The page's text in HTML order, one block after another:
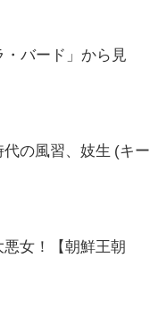
バード」から見
の風習、妓生 (キー
女！【朝鮮王朝